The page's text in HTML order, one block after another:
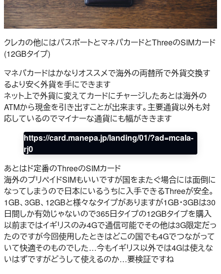
クレカの他にはパスポートとマネパカードとThreeのSIMカード
(12GBタイプ)
マネパカードはかなりオススメで海外の両替所で外貨交換す
るより安く外貨を手にできます
ネット上で外貨に変えてカードにチャージしたあとは海外の
ATMから現金を引き出すことが出来ます。主要通貨以外も対
応しているのでマイナーな通貨にも幅がききます
https://card.manepa.jp/landing/01/?ad=mcala-
rj0
あとはド定番のThreeのSIMカード
海外のプリペイドSIMもいいですが国をまたぐ場合には面倒に
なってしまうので日本にいるうちに入手できるThreeが安全。
1GB、3GB、12GBと様々なタイプがありますが1GB・3GBは30
日間しか有効じゃないので365日タイプの12GBタイプを購入
以前まではイギリスのみ4Gで通信可能でその他は3G限定だっ
たのですが今回使用したときはどこの国でも4Gでつながって
いて快適そのものでした…今もイギリス以外では4Gは使えな
いはずですがどうして使えるのか…要検証ですね